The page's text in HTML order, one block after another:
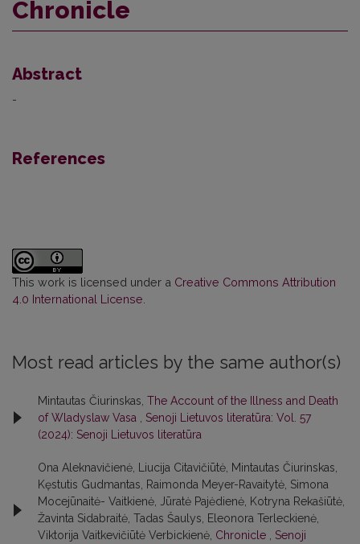
Chronicle
Abstract
-
References
This work is licensed under a Creative Commons Attribution
4.0 International License
Most read articles by the same author(s)
Mintautas Čiurinskas, The Account of the Illness and Death
of Wladyslaw Vasa
Senoji Lietuvos literatūra: Vol. 57
(2024): Senoji Lietuvos literatūra
Ona Aleknavičienė, Liucija Citavičiūtė, Mintautas Čiurinskas,
Kęstutis Gudmantas, Raimonda Meyer-Ravaitytė, Simona
Mocejūnaitė- Vaitkienė, Jūratė Pajėdienė, Kotryna Rekašiūtė,
Žavinta Sidabraitė, Tadas Šaulys, Eleonora Terleckienė,
Viktorija Vaitkevičiūtė Verbickienė, Chronicle
Senoji